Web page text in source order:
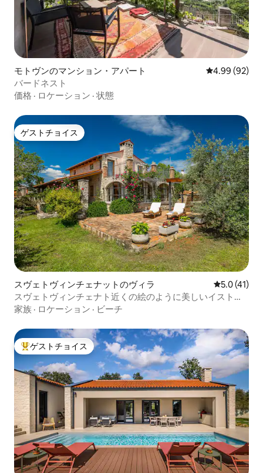
モトヴンのマンション・アパート レビュー92
4.99 (92)
バードネスト
価格 · ロケーション · 状態
ゲストチョイス
ゲストチョイス
スヴェトヴィンチェナットのヴィラ レビュー41
5.0 (41)
スヴェトヴィンチェナト近くの絵のように美しいイストリ
アの家
家族 · ロケーション · ビーチ
大好評のゲストチョイスです。
ゲストチョイス